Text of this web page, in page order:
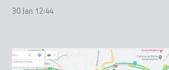
30 Jan 12:44